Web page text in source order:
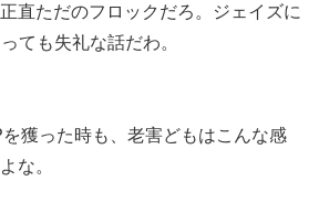
者が猫の寿命を2倍に上げる注射剤を
ーベル賞だろ！」
直ただのフロックだろ。ジェイズに
ても失礼な話だわ。
獲った時も、老害どもはこんな感
な。